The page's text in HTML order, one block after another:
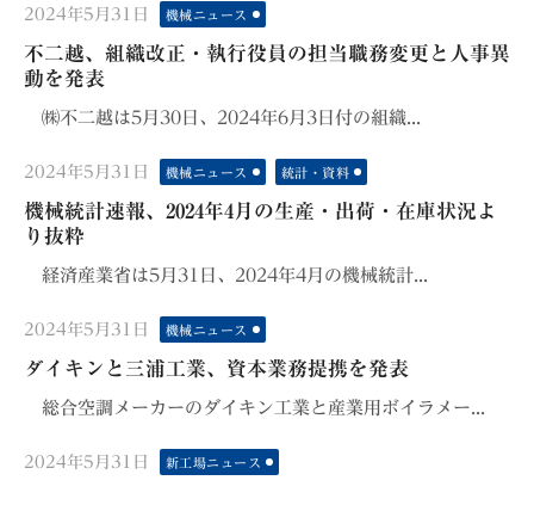
Posted
on
2024年5月31日 機械ニュース
不二越、組織改正・執行役員の担当職務変更と人事異
動を発表
㈱不二越は5月30日、2024年6月3日付の組織...
Posted
on
2024年5月31日 機械ニュース 統計・資料
機械統計速報、2024年4月の生産・出荷・在庫状況よ
り抜粋
経済産業省は5月31日、2024年4月の機械統計...
Posted
on
2024年5月31日 機械ニュース
ダイキンと三浦工業、資本業務提携を発表
総合空調メーカーのダイキン工業と産業用ボイラメー...
Posted
2024年5月31日 新工場ニュース